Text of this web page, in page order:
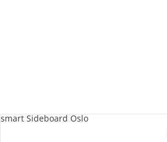
smart Sideboard Oslo